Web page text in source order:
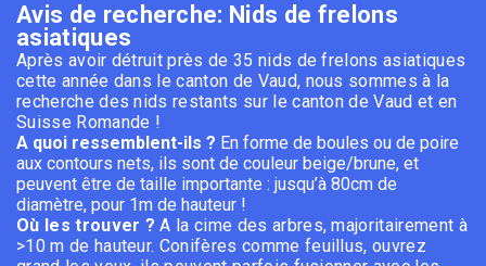
Avis de recherche: Nids de frelons
asiatiques
Après avoir détruit près de 35 nids de frelons asiatiques
cette année dans le canton de Vaud, nous sommes à la
recherche des nids restants sur le canton de Vaud et en
Suisse Romande !
A quoi ressemblent-ils ? En forme de boules ou de poire
aux contours nets, ils sont de couleur beige/brune, et
peuvent être de taille importante : jusqu’à 80cm de
diamètre, pour 1m de hauteur !
Où les trouver ? A la cime des arbres, majoritairement à
>10 m de hauteur. Conifères comme feuillus, ouvrez